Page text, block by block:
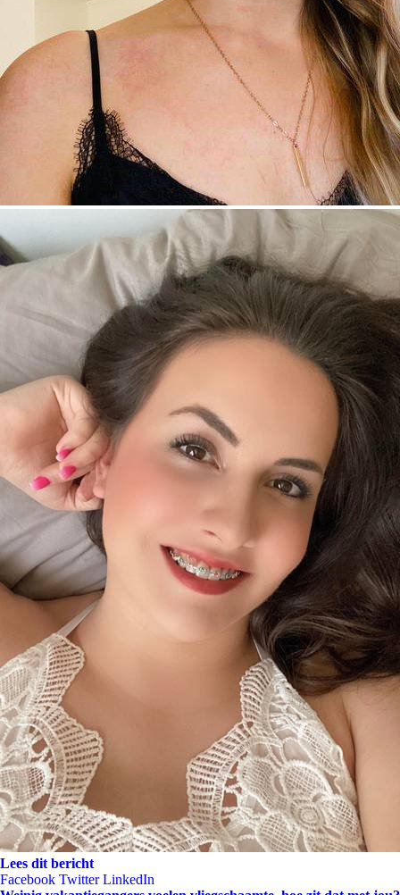
Lees dit bericht
Facebook Twitter LinkedIn